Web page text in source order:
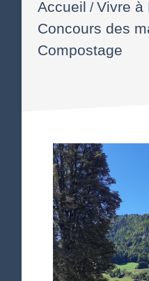
Accueil /Vivre à
Concours des
Compostage